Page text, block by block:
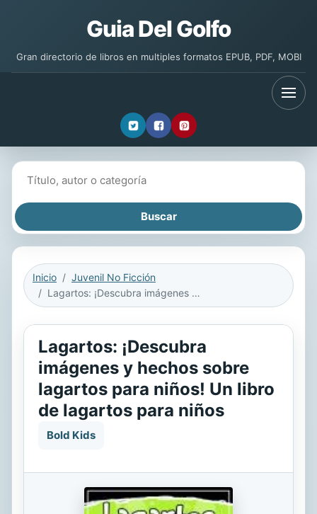
Guia Del Golfo
Gran directorio de libros en multiples formatos EPUB, PDF, MOBI
Inicio
Juvenil No Ficción
Lagartos: ¡Descubra imágenes y hechos sobre lagartos para niños! Un libro de lagartos para niños
Lagartos: ¡Descubra
imágenes y hechos sobre
lagartos para niños! Un libro
de lagartos para niños
Bold Kids